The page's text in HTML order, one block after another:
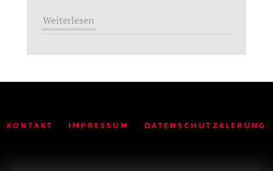
Weiterlesen
KONTAKT IMPRESSUM DATENSCHUTZKLERUNG